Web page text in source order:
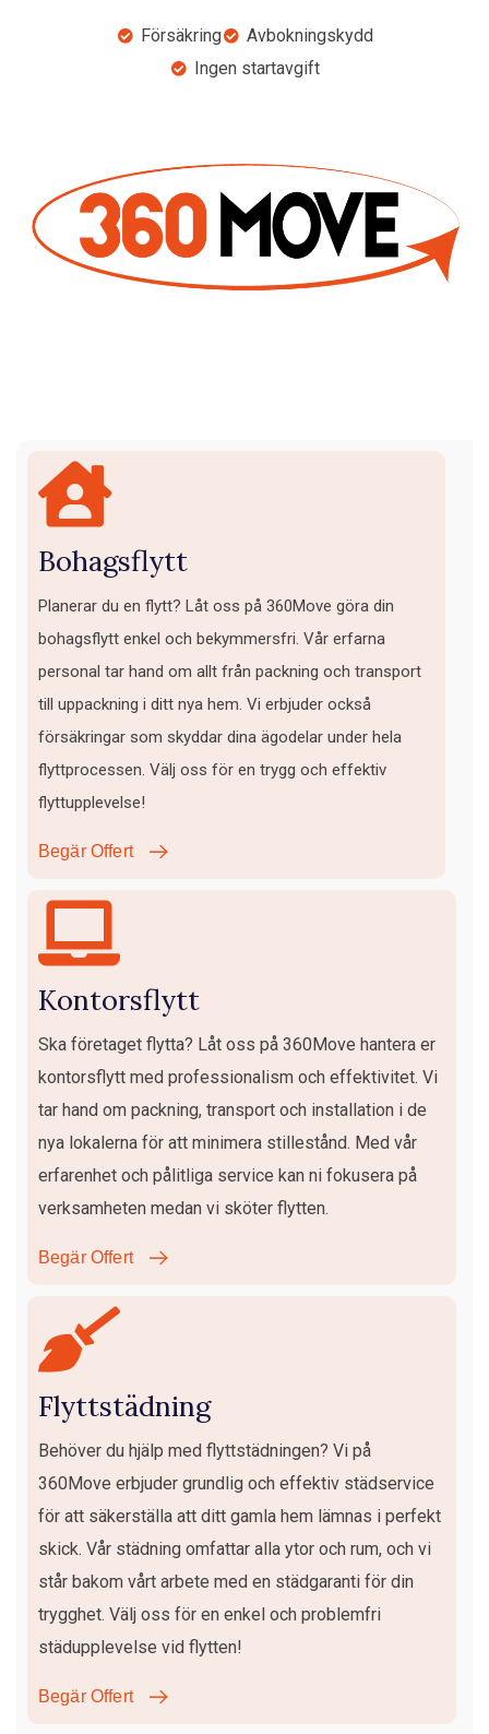
Försäkring
Avbokningskydd
Ingen startavgift
Bohagsflytt
Planerar du en flytt? Låt oss på 360Move göra din
bohagsflytt enkel och bekymmersfri. Vår erfarna
personal tar hand om allt från packning och transport
till uppackning i ditt nya hem. Vi erbjuder också
försäkringar som skyddar dina ägodelar under hela
flyttprocessen. Välj oss för en trygg och effektiv
flyttupplevelse!
Begär Offert
Kontorsflytt
Ska företaget flytta? Låt oss på 360Move hantera er
kontorsflytt med professionalism och effektivitet. Vi
tar hand om packning, transport och installation i de
nya lokalerna för att minimera stillestånd. Med vår
erfarenhet och pålitliga service kan ni fokusera på
verksamheten medan vi sköter flytten.
Begär Offert
Flyttstädning
Behöver du hjälp med flyttstädningen? Vi på
360Move erbjuder grundlig och effektiv städservice
för att säkerställa att ditt gamla hem lämnas i perfekt
skick. Vår städning omfattar alla ytor och rum, och vi
står bakom vårt arbete med en städgaranti för din
trygghet. Välj oss för en enkel och problemfri
städupplevelse vid flytten!
Begär Offert